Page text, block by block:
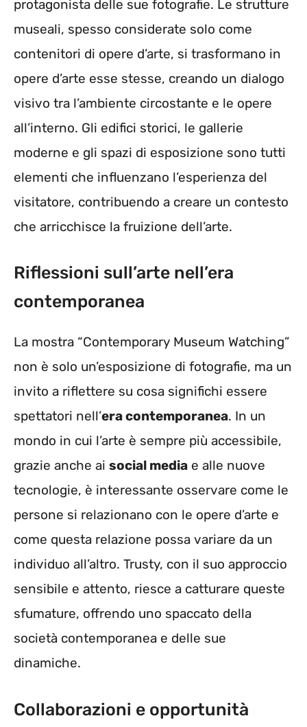
protagonista delle sue fotografie. Le strutture
museali, spesso considerate solo come
contenitori di opere d’arte, si trasformano in
opere d’arte esse stesse, creando un dialogo
visivo tra l’ambiente circostante e le opere
all’interno. Gli edifici storici, le gallerie
moderne e gli spazi di esposizione sono tutti
elementi che influenzano l’esperienza del
visitatore, contribuendo a creare un contesto
che arricchisce la fruizione dell’arte.
Riflessioni sull’arte nell’era
contemporanea
La mostra “Contemporary Museum Watching”
non è solo un’esposizione di fotografie, ma un
invito a riflettere su cosa significhi essere
spettatori nell’era contemporanea. In un
mondo in cui l’arte è sempre più accessibile,
grazie anche ai social media e alle nuove
tecnologie, è interessante osservare come le
persone si relazionano con le opere d’arte e
come questa relazione possa variare da un
individuo all’altro. Trusty, con il suo approccio
sensibile e attento, riesce a catturare queste
sfumature, offrendo uno spaccato della
società contemporanea e delle sue
dinamiche.
Collaborazioni e opportunità